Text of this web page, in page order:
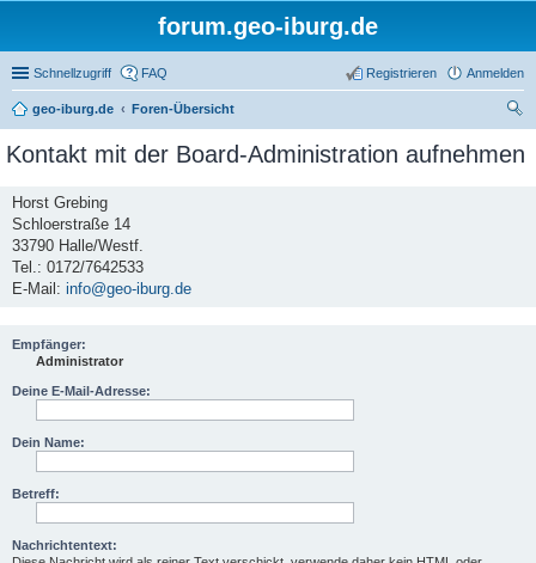
forum.geo-iburg.de
Schnellzugriff FAQ Anmelden
Registrieren
geo-iburg.de
Foren-Übersicht
he
Kontakt mit der Board-Administration aufnehmen
Horst Grebing
Schloerstraße 14
33790 Halle/Westf.
Tel.: 0172/7642533
E-Mail: info@geo-iburg.de
Empfänger:
Administrator
Deine E-Mail-Adresse:
Dein Name:
Betreff:
Nachrichtentext: